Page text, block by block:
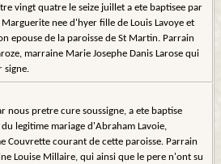
vingt quatre le seize juillet a ete baptisee par
nee d'hyer fille de Louis Lavoye et
epouse de la paroisse de St Martin. Parrain
marraine Marie Josephe Danis Larose qui
signe.
nous pretre cure soussigne, a ete baptise
legitime mariage d'Abraham Lavoie,
Couvrette courant de cette paroisse. Parrain
Louise Millaire, qui ainsi que le pere n'ont su